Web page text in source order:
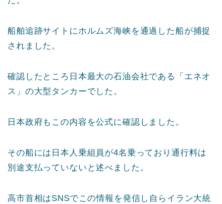
船舶追跡サイトにホルムズ海峡を通過した船が捕捉
されました。
確認したところ日本最大の石油会社である「エネオ
ス」の大型タンカーでした。
日本政府もこの内容を公式に確認しました。
その船には日本人乗組員が4名乗っており通行料は
別途支払っていないと述べました。
高市首相はSNSでこの情報を発信し自らイラン大統